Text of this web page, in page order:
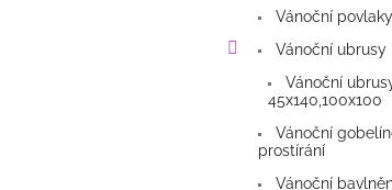
Vánoční
Vánoční ubrusy
Vánoční
45x140,100x100
Vánoční
prostírání
Vánoční